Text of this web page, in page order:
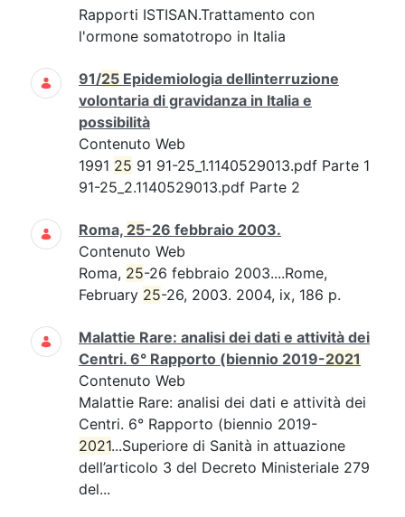
Rapporti ISTISAN.Trattamento con
l'ormone somatotropo in Italia
91/25 Epidemiologia dellinterruzione
volontaria di gravidanza in Italia e
possibilità
Contenuto Web
1991 25 91 91-25_1.1140529013.pdf Parte 1
91-25_2.1140529013.pdf Parte 2
Roma, 25-26 febbraio 2003.
Contenuto Web
Roma, 25-26 febbraio 2003....Rome,
February 25-26, 2003. 2004, ix, 186 p.
Malattie Rare: analisi dei dati e attività dei
Centri. 6° Rapporto (biennio 2019-2021
Contenuto Web
Malattie Rare: analisi dei dati e attività dei
Centri. 6° Rapporto (biennio 2019-
2021...Superiore di Sanità in attuazione
dell’articolo 3 del Decreto Ministeriale 279
del...